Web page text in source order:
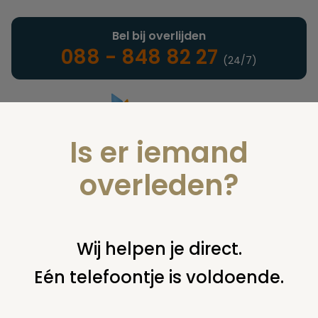
Landelijke uitvaartonderneming
Bel bij overlijden
088 - 848 82 27 (24/7)
U bent hier: home notarieel afwikkeling nalatenschap
verwerpen van erfenis en claims van bijstand
Is er iemand
overleden?
Wij helpen je direct.
Eén telefoontje is voldoende.